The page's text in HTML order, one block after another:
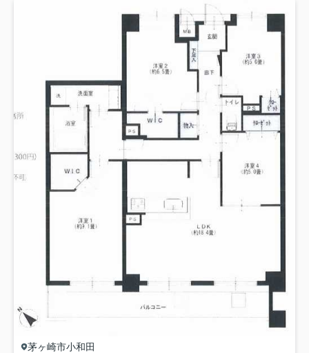
茅ヶ崎市小和田